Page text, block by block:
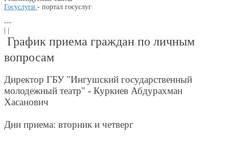
Госуслуги - портал госуслуг
---
График приема граждан по личным
вопросам
Директор ГБУ "Ингушский государственный
молодежный театр" - Куркиев Абдурахман
Хасанович
Дни приема: вторник и четверг